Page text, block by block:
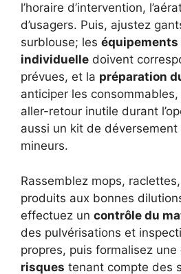
l’horaire d’intervention,
d’usagers. Puis, ajustez
surblouse; les
individuelle doivent
prévues, et la préparation
anticiper les
aller-retour inutile durant
aussi un kit de
mineurs.
Rassemblez mops,
produits aux bonnes
effectuez un contrôle du
des pulvérisations et
propres, puis formalisez une
risques tenant compte des